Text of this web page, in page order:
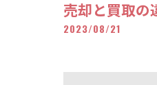
売却と買取の
2023/08/21